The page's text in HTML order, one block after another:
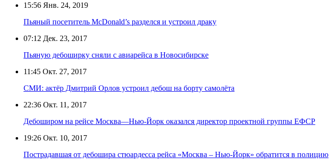
15:56 Янв. 24, 2019
Пьяный посетитель McDonald’s разделся и устроил драку
07:12 Дек. 23, 2017
Пьяную дебоширку сняли с авиарейса в Новосибирске
11:45 Окт. 27, 2017
СМИ: актёр Дмитрий Орлов устроил дебош на борту самолёта
22:36 Окт. 11, 2017
Дебоширом на рейсе Москва—Нью-Йорк оказался директор проектной группы ЕФСР
19:26 Окт. 10, 2017
Пострадавшая от дебошира стюардесса рейса «Москва – Нью-Йорк» обратится в полицию